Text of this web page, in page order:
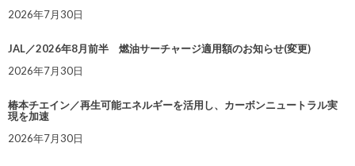
2026年7月30日
JAL／2026年8月前半 燃油サーチャージ適用額のお知らせ(変更)
2026年7月30日
椿本チエイン／再生可能エネルギーを活用し、カーボンニュートラル実
現を加速
2026年7月30日